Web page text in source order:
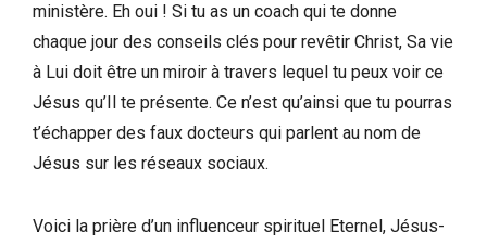
ministère. Eh oui ! Si tu as un coach qui te donne
chaque jour des conseils clés pour revêtir Christ, Sa vie
à Lui doit être un miroir à travers lequel tu peux voir ce
Jésus qu’Il te présente. Ce n’est qu’ainsi que tu pourras
t’échapper des faux docteurs qui parlent au nom de
Jésus sur les réseaux sociaux.
Voici la prière d’un influenceur spirituel Eternel, Jésus-